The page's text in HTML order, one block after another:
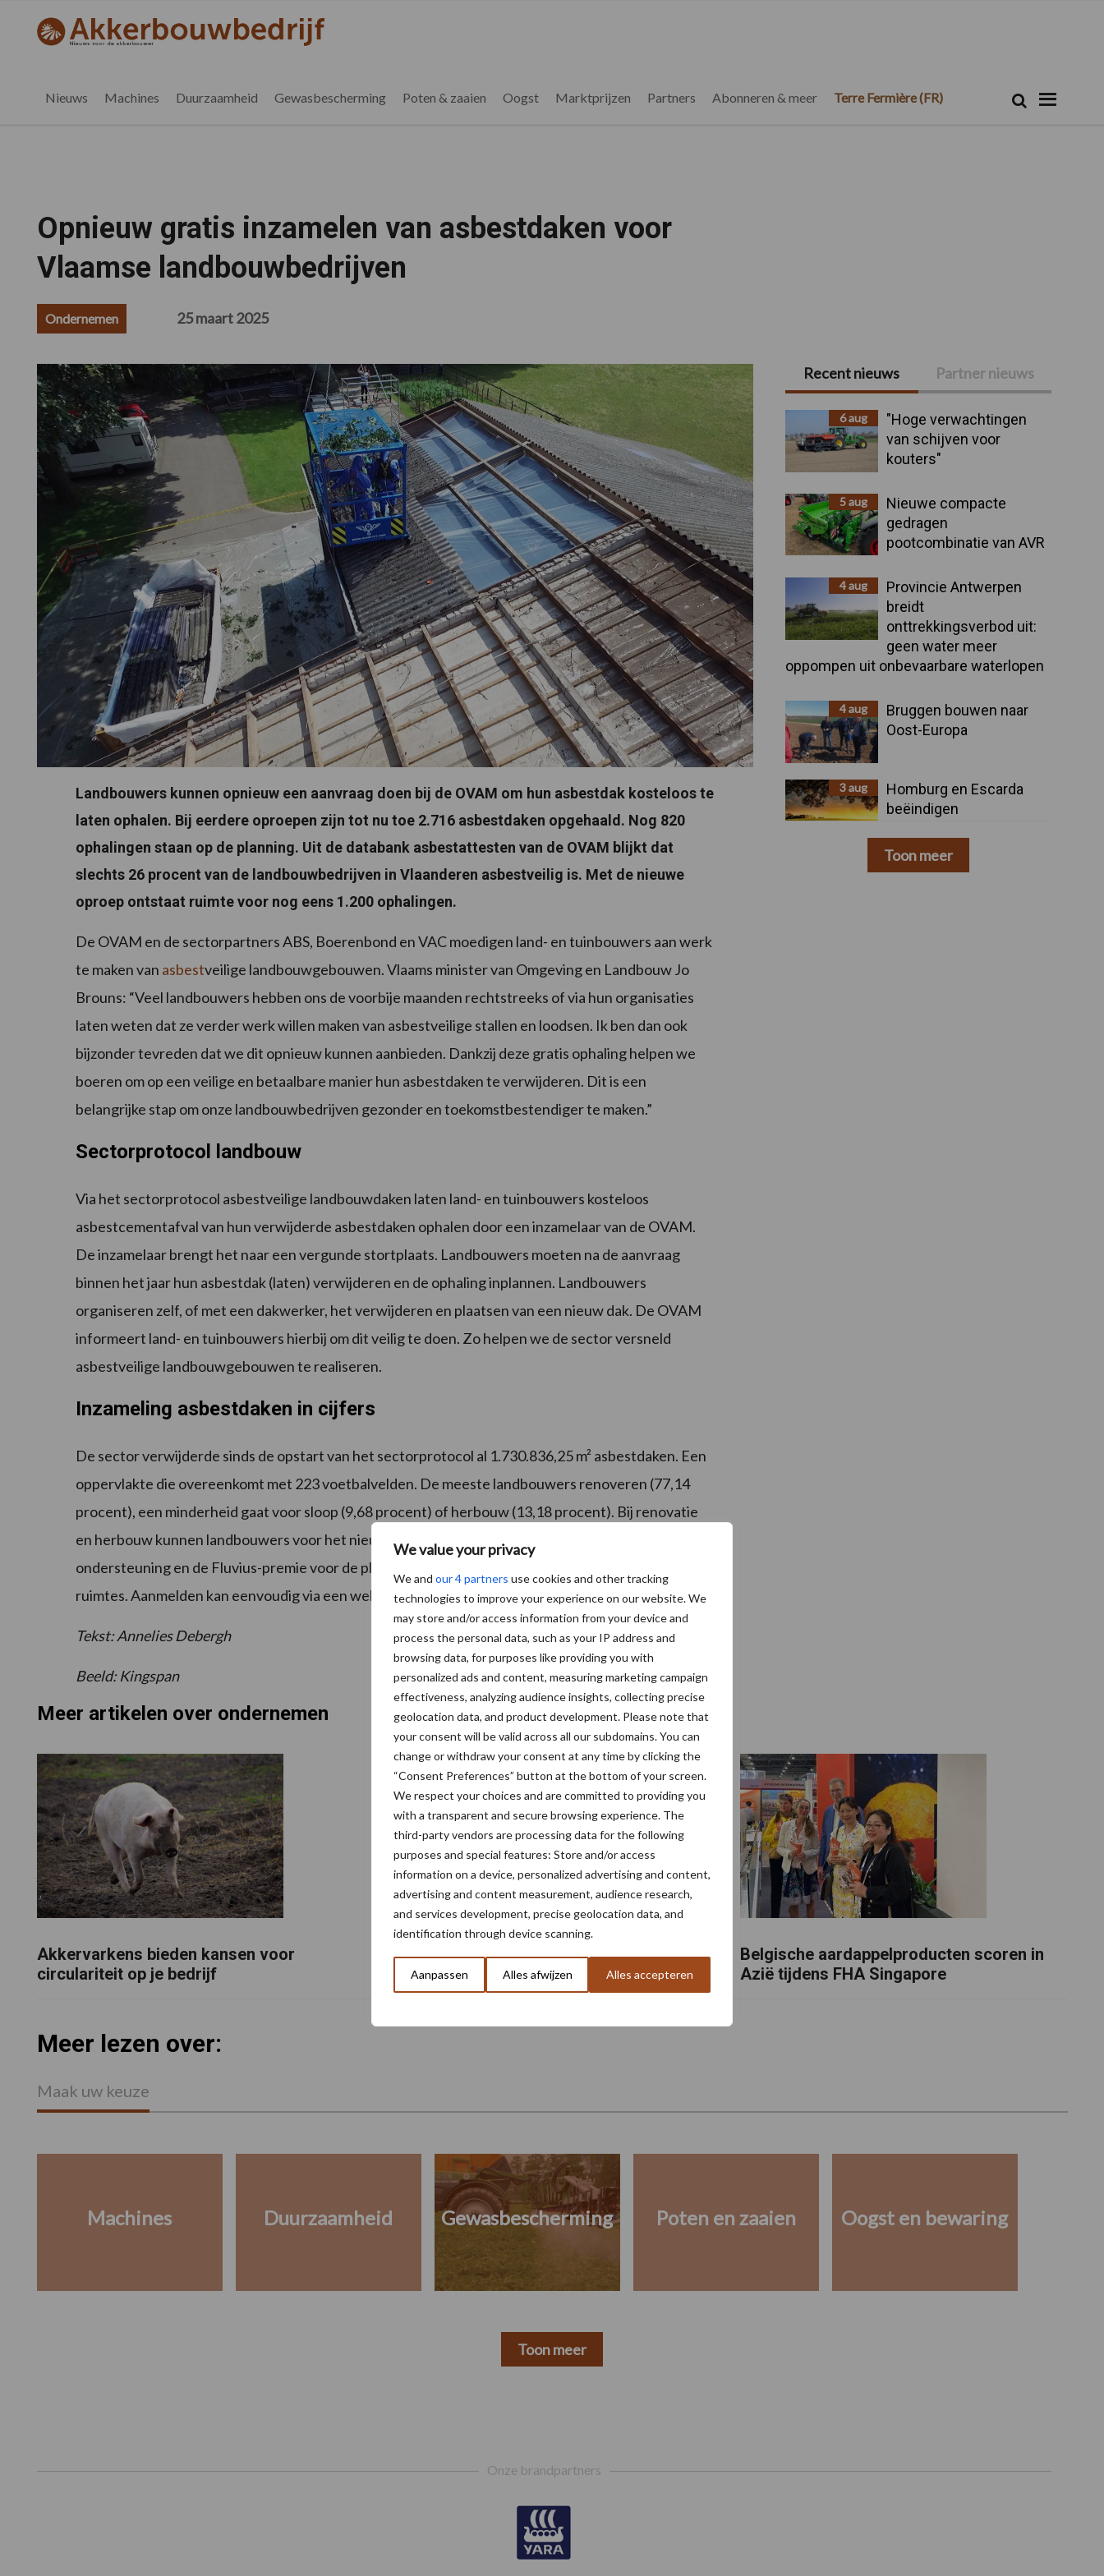
We value your privacy
We and our 4 partners use cookies and other tracking
technologies to improve your experience on our website. We
may store and/or access information from your device and
process the personal data, such as your IP address and
browsing data, for purposes like providing you with
personalized ads and content, measuring marketing campaign
effectiveness, analyzing audience insights, collecting precise
geolocation data, and product development. Please note that
your consent will be valid across all our subdomains. You can
change or withdraw your consent at any time by clicking the
“Consent Preferences” button at the bottom of your screen.
We respect your choices and are committed to providing you
with a transparent and secure browsing experience. The
third-party vendors are processing data for the following
purposes and special features: Store and/or access
information on a device, personalized advertising and content,
advertising and content measurement, audience research,
and services development, precise geolocation data, and
identification through device scanning.
Aanpassen Alles afwijzen Alles accepteren
hoofdnavigatie
eerste
voettekst
akkerbouwbedrijf.be
Nieuws
Nieuws Machines Duurzaamheid Gewasbescherming Poten & zaaien Oogst Marktprijzen Partners Abonneren & meer Terre Fermière (FR) Zoek
Opnieuw gratis inzamelen van asbestdaken voor
Vlaamse landbouwbedrijven
Ondernemen 25 maart 2025
Landbouwers kunnen opnieuw een aanvraag doen bij de OVAM om hun asbestdak kosteloos te
laten ophalen. Bij eerdere oproepen zijn tot nu toe 2.716 asbestdaken opgehaald. Nog 820
ophalingen staan op de planning. Uit de databank asbestattesten van de OVAM blijkt dat
slechts 26 procent van de landbouwbedrijven in Vlaanderen asbestveilig is. Met de nieuwe
oproep ontstaat ruimte voor nog eens 1.200 ophalingen.
De OVAM en de sectorpartners ABS, Boerenbond en VAC moedigen land- en tuinbouwers aan werk
te maken van asbestveilige landbouwgebouwen. Vlaams minister van Omgeving en Landbouw Jo
Brouns: “Veel landbouwers hebben ons de voorbije maanden rechtstreeks of via hun organisaties
laten weten dat ze verder werk willen maken van asbestveilige stallen en loodsen. Ik ben dan ook
bijzonder tevreden dat we dit opnieuw kunnen aanbieden. Dankzij deze gratis ophaling helpen we
boeren om op een veilige en betaalbare manier hun asbestdaken te verwijderen. Dit is een
belangrijke stap om onze landbouwbedrijven gezonder en toekomstbestendiger te maken.”
Sectorprotocol landbouw
Via het sectorprotocol asbestveilige landbouwdaken laten land- en tuinbouwers kosteloos
asbestcementafval van hun verwijderde asbestdaken ophalen door een inzamelaar van de OVAM.
De inzamelaar brengt het naar een vergunde stortplaats. Landbouwers moeten na de aanvraag
binnen het jaar hun asbestdak (laten) verwijderen en de ophaling inplannen. Landbouwers
organiseren zelf, of met een dakwerker, het verwijderen en plaatsen van een nieuw dak. De OVAM
informeert land- en tuinbouwers hierbij om dit veilig te doen. Zo helpen we de sector versneld
asbestveilige landbouwgebouwen te realiseren.
Inzameling asbestdaken in cijfers
De sector verwijderde sinds de opstart van het sectorprotocol al 1.730.836,25 m² asbestdaken. Een
oppervlakte die overeenkomt met 223 voetbalvelden. De meeste landbouwers renoveren (77,14
procent), een minderheid gaat voor sloop (9,68 procent) of herbouw (13,18 procent). Bij renovatie
en herbouw kunnen landbouwers voor het nieuwe dak vaak ook gebruik maken van VLIF-
ondersteuning en de Fluvius-premie voor de plaatsing van zonnepanelen op niet-verwarmde
ruimtes. Aanmelden kan eenvoudig via een webformulier op de website van de OVAM.
Tekst: Annelies Debergh
Beeld: Kingspan
Primaire
Sidebar
Recent nieuws Partner nieuws
6 aug
"Hoge verwachtingen
van schijven voor
kouters"
5 aug
Nieuwe compacte
gedragen
pootcombinatie van AVR
4 aug
Provincie Antwerpen
breidt
onttrekkingsverbod uit:
geen water meer
oppompen uit onbevaarbare waterlopen
4 aug
Bruggen bouwen naar
Oost-Europa
3 aug
Homburg en Escarda
beëindigen
Toon meer
Meer artikelen over ondernemen
Akkervarkens bieden kansen voor
circulariteit op je bedrijf
Conjuctuur gedaald, maar volgens
Brouns past enige nuance
Belgische aardappelproducten scoren in
Azië tijdens FHA Singapore
Meer lezen over:
Maak uw keuze
Machines Duurzaamheid Gewasbescherming Poten en zaaien Oogst en bewaring
Toon meer
Onze brandpartners